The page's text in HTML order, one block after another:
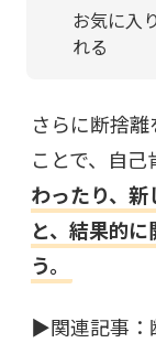
お気に入
れる
さらに断捨
ことで、自己
わったり、
と、結果的
う。
▶︎関連記事：